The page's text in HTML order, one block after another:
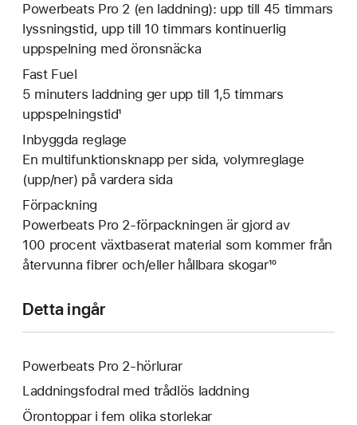
Powerbeats Pro 2 (en laddning): upp till 45 timmars
lyssningstid, upp till 10 timmars kontinuerlig
uppspelning med öronsnäcka
Fast Fuel
5 minuters laddning ger upp till 1,5 timmars
uppspelningstid¹
Inbyggda reglage
En multifunktionsknapp per sida, volymreglage
(upp/ner) på vardera sida
Förpackning
Powerbeats Pro 2-förpackningen är gjord av
100 procent växtbaserat material som kommer från
återvunna fibrer och/eller hållbara skogar¹⁰
Detta ingår
Powerbeats Pro 2-hörlurar
Laddningsfodral med trådlös laddning
Örontoppar i fem olika storlekar